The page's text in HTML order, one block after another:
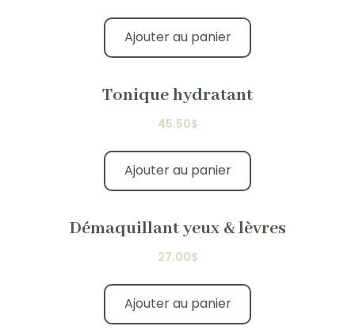
Ajouter au panier
Tonique hydratant
45.50$
Ajouter au panier
Démaquillant yeux & lèvres
27.00$
Ajouter au panier